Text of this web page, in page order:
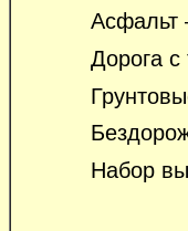
Асфальт
Дорога
Набор